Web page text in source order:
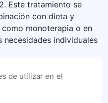
Este tratamiento se
con dieta y
monoterapia o en
necesidades individuales
de utilizar en el